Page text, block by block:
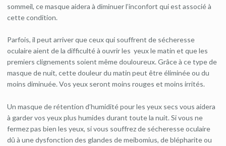
sommeil, ce masque aidera à diminuer l’inconfort qui est associé à
cette condition.
Parfois, il peut arriver que ceux qui souffrent de sécheresse
oculaire aient de la difficulté à ouvrir les yeux le matin et que les
premiers clignements soient même douloureux. Grâce à ce type de
masque de nuit, cette douleur du matin peut être éliminée ou du
moins diminuée. Vos yeux seront moins rouges et moins irrités.
Un masque de rétention d’humidité pour les yeux secs vous aidera
à garder vos yeux plus humides durant toute la nuit. Si vous ne
fermez pas bien les yeux, si vous souffrez de sécheresse oculaire
dû à une dysfonction des glandes de meibomius, de blépharite ou